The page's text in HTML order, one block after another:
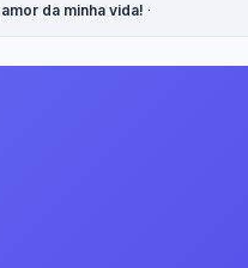
da minha vida! - Voz Feminina